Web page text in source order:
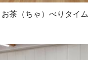
お茶（ちゃ）べりタイム